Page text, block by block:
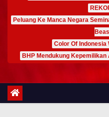
Peluang Ke Manca Negara
Color Of Indonesia
BHP Mendukung